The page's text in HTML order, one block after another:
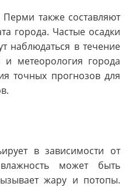
также составляют
города. Частые осадки
наблюдаться в течение
и метеорология города
точных прогнозов для
в зависимости от
может быть
жару и потопы.